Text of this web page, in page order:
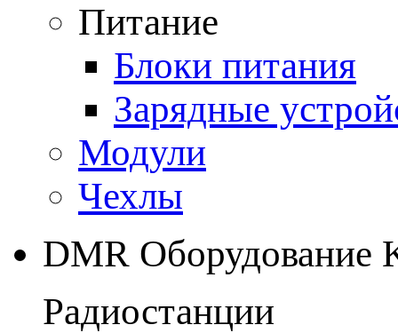
Питание
Блоки питания
Зарядные
Модули
Чехлы
DMR Оборудование
Радиостанции